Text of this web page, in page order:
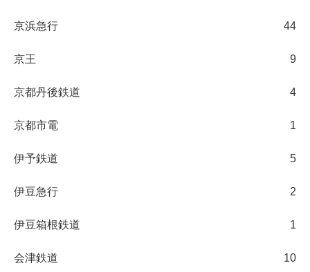
京浜急行 44
京王 9
京都丹後鉄道 4
京都市電 1
伊予鉄道 5
伊豆急行 2
伊豆箱根鉄道 1
会津鉄道 10